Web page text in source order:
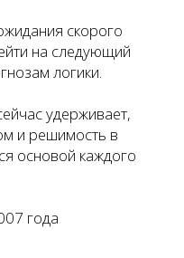
скорого
на следующий
логики.
удерживает,
и решимость в
основой каждого
года